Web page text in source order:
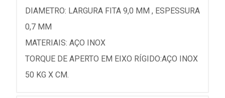
DIAMETRO: LARGURA FITA 9,0 MM , ESPESSURA
0,7 MM
MATERIAIS: AÇO INOX
TORQUE DE APERTO EM EIXO RÍGIDO:AÇO INOX
50 KG X CM.